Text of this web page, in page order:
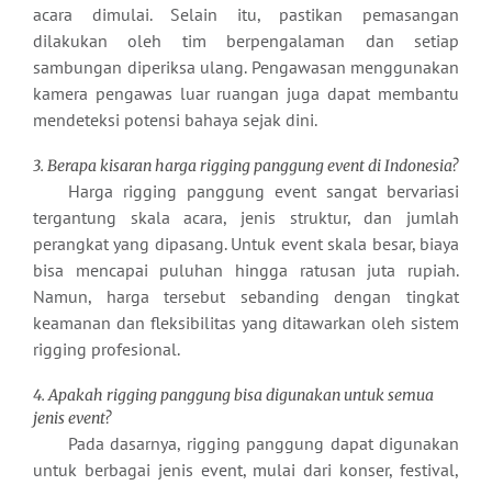
acara dimulai. Selain itu, pastikan pemasangan
dilakukan oleh tim berpengalaman dan setiap
sambungan diperiksa ulang. Pengawasan menggunakan
kamera pengawas luar ruangan juga dapat membantu
mendeteksi potensi bahaya sejak dini.
3. Berapa kisaran harga rigging panggung event di Indonesia?
Harga rigging panggung event sangat bervariasi
tergantung skala acara, jenis struktur, dan jumlah
perangkat yang dipasang. Untuk event skala besar, biaya
bisa mencapai puluhan hingga ratusan juta rupiah.
Namun, harga tersebut sebanding dengan tingkat
keamanan dan fleksibilitas yang ditawarkan oleh sistem
rigging profesional.
4. Apakah rigging panggung bisa digunakan untuk semua
jenis event?
Pada dasarnya, rigging panggung dapat digunakan
untuk berbagai jenis event, mulai dari konser, festival,